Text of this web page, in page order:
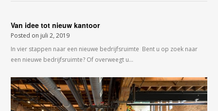
Van idee tot nieuw kantoor
Posted on juli 2, 2019
In vier stappen naar een nieuwe bedrijfsruimte Bent u op zoek naar
een nieuwe bedrijfsruimte? Of overweegt u…